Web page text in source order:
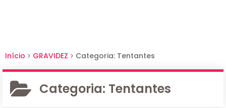
Início GRAVIDEZ Categoria: Tentantes
Categoria: Tentantes